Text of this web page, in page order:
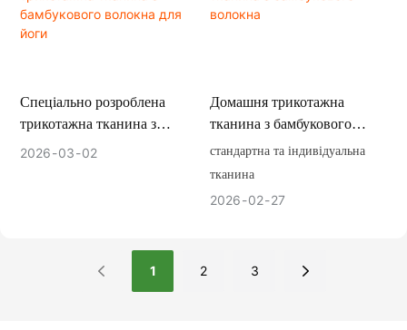
Спеціально розроблена
трикотажна тканина з
бамбукового волокна для
2026 03 02
Домашня трикотажна
тканина з бамбукового
волокна
стандартна та індивідуальна
тканина
2026 02 27
1 2 3